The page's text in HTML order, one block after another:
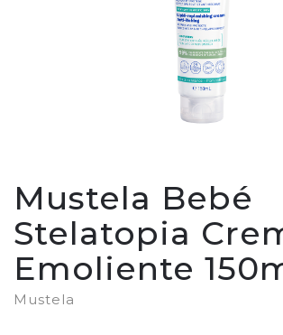
Mustela Bebé
Stelatopia
Emoliente
Mustela